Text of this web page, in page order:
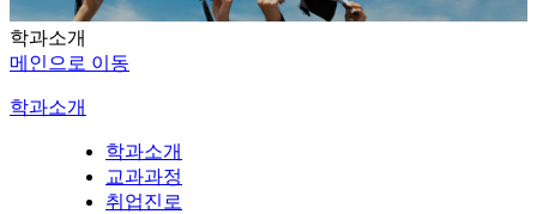
학과소개
메인으로 이동
학과소개
학과소개
교과과정
취업진로